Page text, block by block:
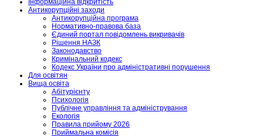
Інформаційна відкритість
Антикорупційні заходи
Антикорупційна програма
Нормативно-правова база
Єдиний портал повідомлень викривачів
Рішення НАЗК
Законодавство
Кримінальний кодекс
Кодекс України про адміністративні порушення
Для освітян
Вища освіта
Абітурієнту
Психологія
Публічне управління та адміністрування
Екологія
Правила прийому 2026
Приймальна комісія